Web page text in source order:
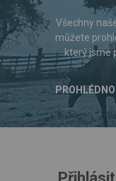
Všechny
můžete
který jsme